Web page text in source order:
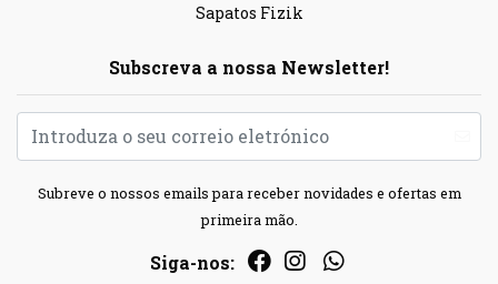
Sapatos Fizik
Subscreva a nossa Newsletter!
Subreve o nossos emails para receber novidades e ofertas em
primeira mão.
Siga-nos: